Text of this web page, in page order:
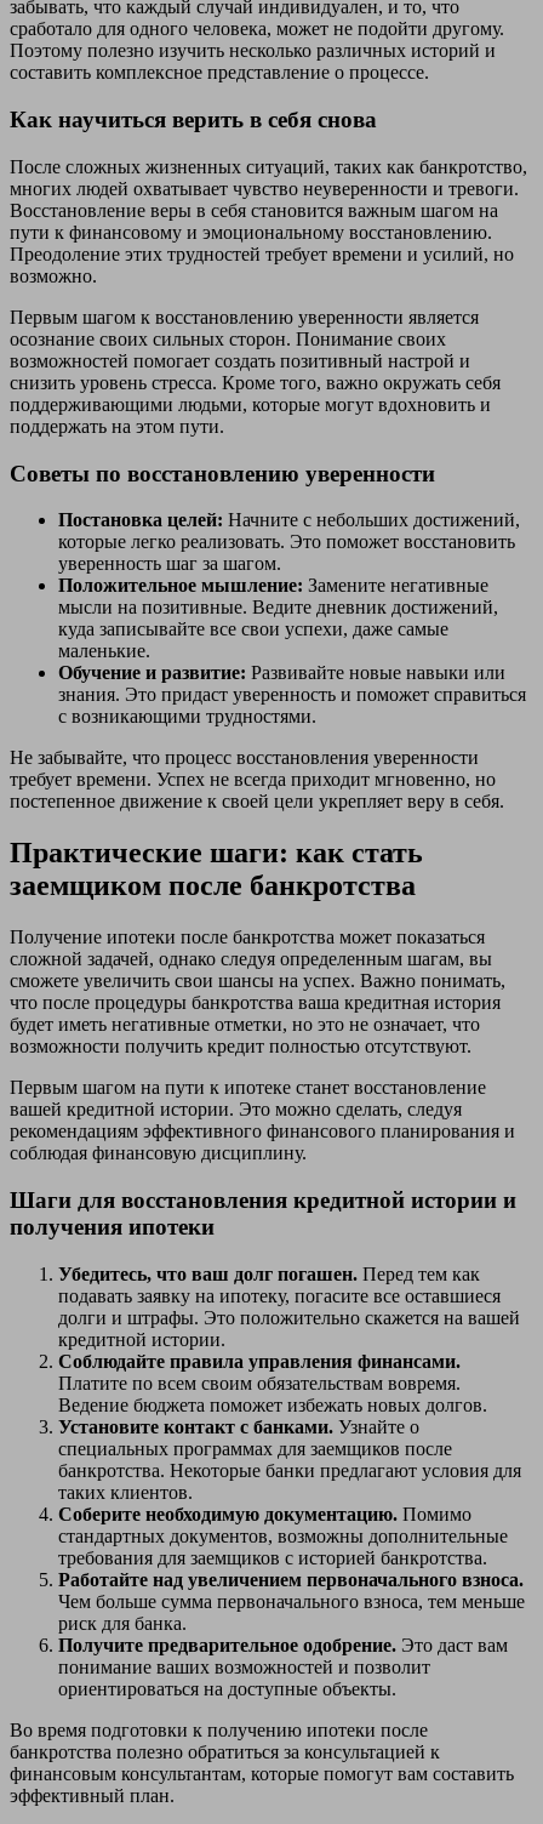
забывать, что каждый случай индивидуален, и то, что
сработало для одного человека, может не подойти другому.
Поэтому полезно изучить несколько различных историй и
составить комплексное представление о процессе.
Как научиться верить в себя снова
После сложных жизненных ситуаций, таких как банкротство,
многих людей охватывает чувство неуверенности и тревоги.
Восстановление веры в себя становится важным шагом на
пути к финансовому и эмоциональному восстановлению.
Преодоление этих трудностей требует времени и усилий, но
возможно.
Первым шагом к восстановлению уверенности является
осознание своих сильных сторон. Понимание своих
возможностей помогает создать позитивный настрой и
снизить уровень стресса. Кроме того, важно окружать себя
поддерживающими людьми, которые могут вдохновить и
поддержать на этом пути.
Советы по восстановлению уверенности
Постановка целей: Начните с небольших достижений,
которые легко реализовать. Это поможет восстановить
уверенность шаг за шагом.
Положительное мышление: Замените негативные
мысли на позитивные. Ведите дневник достижений,
куда записывайте все свои успехи, даже самые
маленькие.
Обучение и развитие: Развивайте новые навыки или
знания. Это придаст уверенность и поможет справиться
с возникающими трудностями.
Не забывайте, что процесс восстановления уверенности
требует времени. Успех не всегда приходит мгновенно, но
постепенное движение к своей цели укрепляет веру в себя.
Практические шаги: как стать
заемщиком после банкротства
Получение ипотеки после банкротства может показаться
сложной задачей, однако следуя определенным шагам, вы
сможете увеличить свои шансы на успех. Важно понимать,
что после процедуры банкротства ваша кредитная история
будет иметь негативные отметки, но это не означает, что
возможности получить кредит полностью отсутствуют.
Первым шагом на пути к ипотеке станет восстановление
вашей кредитной истории. Это можно сделать, следуя
рекомендациям эффективного финансового планирования и
соблюдая финансовую дисциплину.
Шаги для восстановления кредитной истории и
получения ипотеки
Убедитесь, что ваш долг погашен. Перед тем как
подавать заявку на ипотеку, погасите все оставшиеся
долги и штрафы. Это положительно скажется на вашей
кредитной истории.
Соблюдайте правила управления финансами.
Платите по всем своим обязательствам вовремя.
Ведение бюджета поможет избежать новых долгов.
Установите контакт с банками. Узнайте о
специальных программах для заемщиков после
банкротства. Некоторые банки предлагают условия для
таких клиентов.
Соберите необходимую документацию. Помимо
стандартных документов, возможны дополнительные
требования для заемщиков с историей банкротства.
Работайте над увеличением первоначального взноса.
Чем больше сумма первоначального взноса, тем меньше
риск для банка.
Получите предварительное одобрение. Это даст вам
понимание ваших возможностей и позволит
ориентироваться на доступные объекты.
Во время подготовки к получению ипотеки после
банкротства полезно обратиться за консультацией к
финансовым консультантам, которые помогут вам составить
эффективный план.